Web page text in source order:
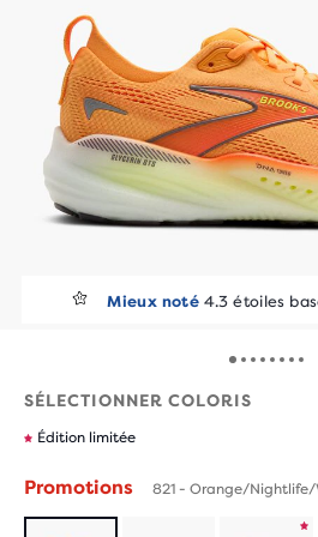
Mieux noté 4.3 étoiles
SÉLECTIONNER COLORIS
Édition limitée
Promotions 821 - Orange/